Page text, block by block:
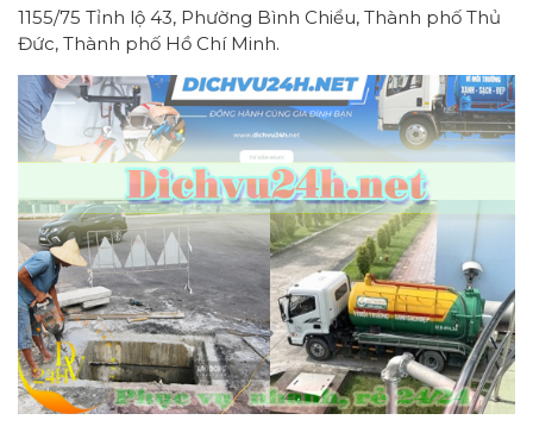
1155/75 Tỉnh lộ 43, Phường Bình Chiểu, Thành phố Thủ
Đức, Thành phố Hồ Chí Minh.